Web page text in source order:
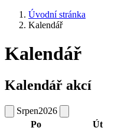
Úvodní stránka
Kalendář
Kalendář
Kalendář akcí
Srpen2026
Po
Út